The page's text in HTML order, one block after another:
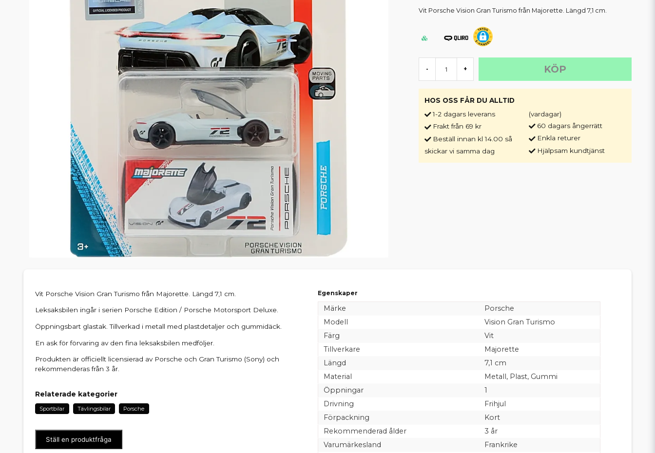
Vit Porsche Vision Gran Turismo från Majorette. Längd 7,1 cm.
- + KÖP
HOS OSS FÅR DU ALLTID
1-2 dagars leverans
Frakt från 69 kr
Beställ innan kl 14.00 så
skickar vi samma dag
(vardagar)
60 dagars ångerrätt
Enkla returer
Hjälpsam kundtjänst
Vit Porsche Vision Gran Turismo från Majorette. Längd 7,1 cm.
Leksaksbilen ingår i serien Porsche Edition / Porsche Motorsport Deluxe.
Öppningsbart glastak. Tillverkad i metall med plastdetaljer och gummidäck.
En ask för förvaring av den fina leksaksbilen medföljer.
Produkten är officiellt licensierad av Porsche och Gran Turismo (Sony) och
rekommenderas från 3 år.
Relaterade kategorier
Sportbilar Tävlingsbilar Porsche
Ställ en produktfråga
Egenskaper
Märke
Porsche
Modell
Vision Gran Turismo
Färg
Vit
Tillverkare
Majorette
Längd
7,1 cm
Material
Metall, Plast, Gummi
Öppningar
1
Drivning
Frihjul
Förpackning
Kort
Rekommenderad ålder
3 år
Varumärkesland
Frankrike